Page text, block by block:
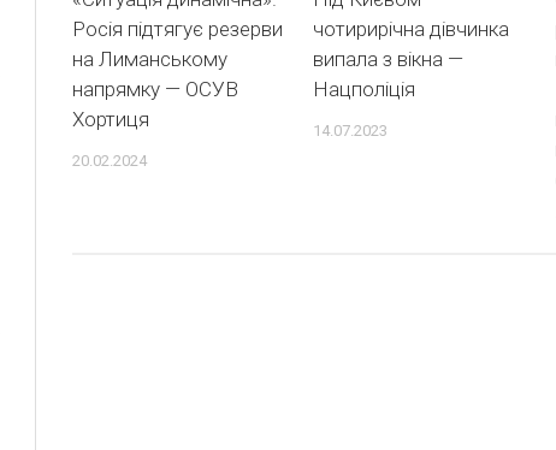
Росія підтягує резерви
на Лиманському
напрямку — ОСУВ
Хортиця
20.02.2024
чотирирічна дівчинка
випала з вікна —
Нацполіція
14.07.2023